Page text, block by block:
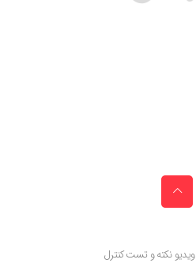
ویدیو نکته و تست کنترل